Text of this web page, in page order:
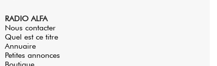
RADIO ALFA
Nous contacter
Quel est ce titre
Annuaire
Petites annonces